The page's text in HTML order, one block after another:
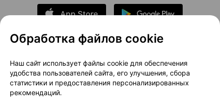
О проекте
Новости проекта
Размещение рекламы
Медицинский маркетинг
Публичный договор
Доставка
Обработка файлов cookie
Наш сайт использует файлы cookie для обеспечения
удобства пользователей сайта, его улучшения, сбора
статистики и предоставления персонализированных
рекомендаций.